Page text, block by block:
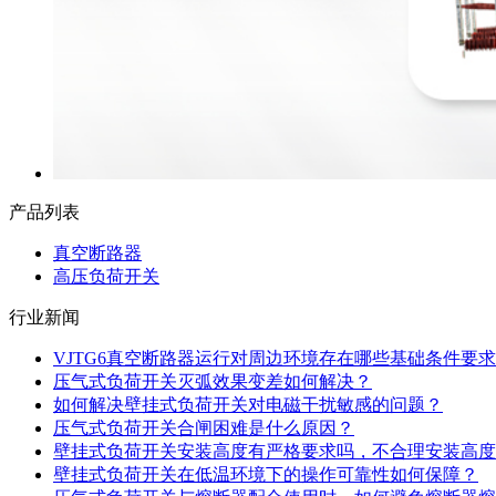
产品列表
真空断路器
高压负荷开关
行业新闻
VJTG6真空断路器运行对周边环境存在哪些基础条件要求
压气式负荷开关灭弧效果变差如何解决？
如何解决壁挂式负荷开关对电磁干扰敏感的问题？
压气式负荷开关合闸困难是什么原因？
壁挂式负荷开关安装高度有严格要求吗，不合理安装高
壁挂式负荷开关在低温环境下的操作可靠性如何保障？